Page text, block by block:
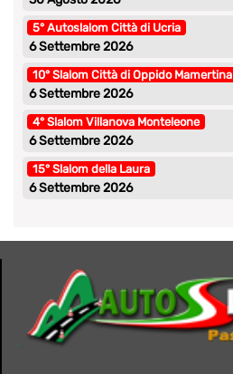
5° Autoslalom Città di Ucria
6 Settembre 2026
10° Slalom Città di Oppido Mamertina
6 Settembre 2026
4° Slalom Villanova Monteleone
6 Settembre 2026
15° Slalom della Laura
6 Settembre 2026